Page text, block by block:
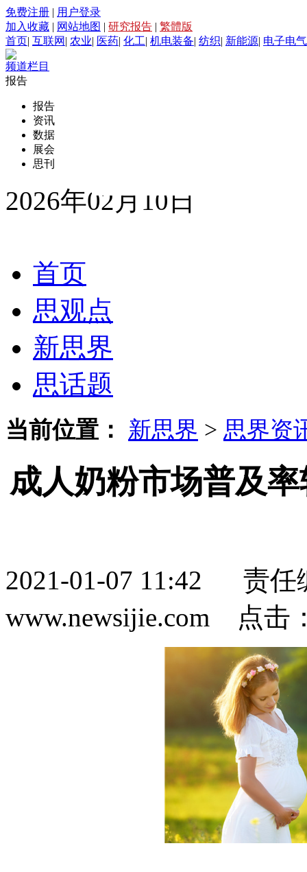
免费注册 | 用户登录
加入收藏 | 网站地图 | 研究报告 | 繁體版
首页| 互联网 | 农业| 医药| 化工| 机电装备| 纺织| 新能源| 电子电气
频道栏目
报告
报告
资讯
数据
展会
思刊
2026年02月10日
首页
思观点
新思界
思话题
当前位置： 新思界 > 思界资
成人奶粉市场普及
2021-01-07 11:42 责
www.newsijie.com 点击